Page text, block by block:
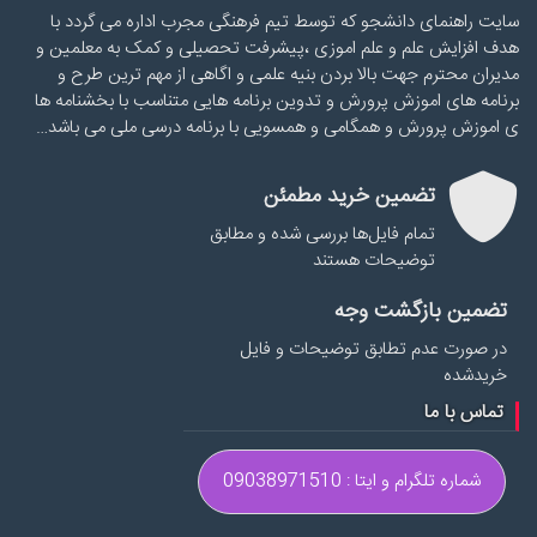
سایت راهنمای دانشجو که توسط تیم فرهنگی مجرب اداره می گردد با
هدف افزایش علم و علم اموزی ،پیشرفت تحصیلی و کمک به معلمین و
مدیران محترم جهت بالا بردن بنیه علمی و اگاهی از مهم ترین طرح و
برنامه های اموزش پرورش و تدوین برنامه هایی متناسب با بخشنامه ها
ی اموزش پرورش و همگامی و همسویی با برنامه درسی ملی می باشد…
تضمین خرید مطمئن
تمام فایل‌ها بررسی شده و مطابق
توضیحات هستند
تضمین بازگشت وجه
در صورت عدم تطابق توضیحات و فایل
خریدشده
تماس با ما
شماره تلگرام و ایتا : 09038971510